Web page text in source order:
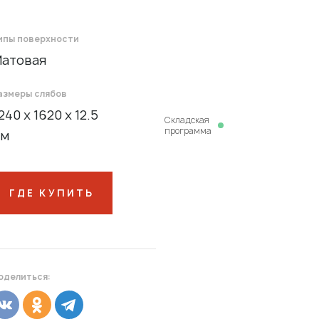
поверхности
слябов
x 1620 x 12.5
Cкладская
программа
ГДЕ КУПИТЬ